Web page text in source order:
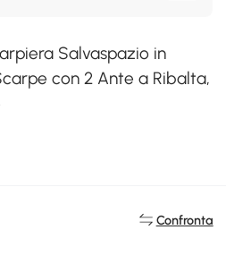
Salvaspazio in
con 2 Ante a Ribalta,
Confronta